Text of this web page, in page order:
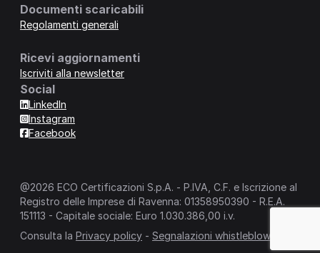
Documenti scaricabili
Regolamenti generali
Ricevi aggiornamenti
Iscriviti alla newsletter
Social
LinkedIn
Instagram
Facebook
@2026 ECO Certificazioni S.p.A. - P.IVA, C.F. e Iscrizione al
Registro delle Imprese di Ravenna: 01358950390 - R.E.A.
151113 - Capitale sociale: Euro 1.030.386,00 i.v.
Consulta la Privacy policy - Segnalazioni whistleblowing